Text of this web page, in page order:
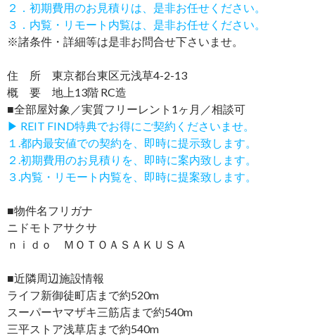
２．初期費用のお見積りは、是非お任せください。
３．内覧・リモート内覧は、是非お任せください。
※諸条件・詳細等は是非お問合せ下さいませ。
住 所 東京都台東区元浅草4-2-13
概 要 地上13階 RC造
■全部屋対象／実質フリーレント1ヶ月／相談可
▶ REIT FIND特典でお得にご契約くださいませ。
１.都内最安値での契約を、即時に提示致します。
２.初期費用のお見積りを、即時に案内致します。
３.内覧・リモート内覧を、即時に提案致します。
■物件名フリガナ
ニドモトアサクサ
ｎｉｄｏ ＭＯＴＯＡＳＡＫＵＳＡ
■近隣周辺施設情報
ライフ新御徒町店まで約520m
スーパーヤマザキ三筋店まで約540m
三平ストア浅草店まで約540m